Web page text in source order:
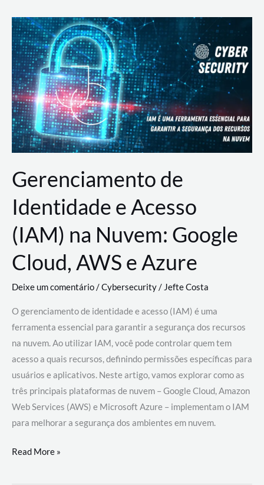
Desenvolvimento,
Segurança
e
Operações
Gerenciamento de
Identidade e Acesso
(IAM) na Nuvem: Google
Cloud, AWS e Azure
Deixe um comentário/Cybersecurity/ Jefte Costa
O gerenciamento de identidade e acesso (IAM) é uma
ferramenta essencial para garantir a segurança dos recursos
na nuvem. Ao utilizar IAM, você pode controlar quem tem
acesso a quais recursos, definindo permissões específicas para
usuários e aplicativos. Neste artigo, vamos explorar como as
três principais plataformas de nuvem – Google Cloud, Amazon
Web Services (AWS) e Microsoft Azure – implementam o IAM
para melhorar a segurança dos ambientes em nuvem.
Gerenciamento
Read More »